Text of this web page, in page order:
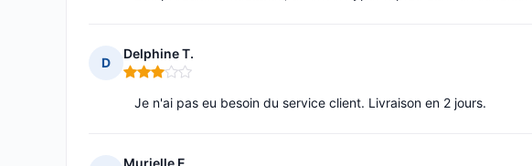
D
Delphine T.
Note : 3 sur 5
Je n'ai pas eu besoin du service client. Livraison en 2 jours.